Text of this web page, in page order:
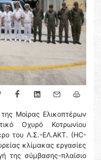
Μοίρας Ελικοπτέρων
Οχυρό Κοτρωνίου
του Λ.Σ.-ΕΛ.ΑΚΤ. (ΗC-
κλίμακας εργασίες
της σύμβασης-πλαίσιο